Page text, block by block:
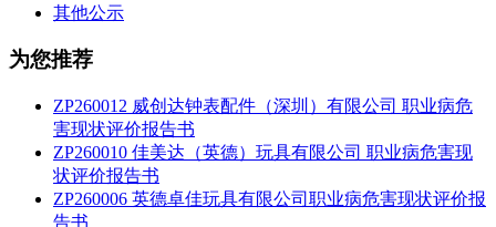
其他公示
为您推荐
ZP260012 威创达钟表配件（深圳）有限公司 职业病危
害现状评价报告书
ZP260010 佳美达（英德）玩具有限公司 职业病危害现
状评价报告书
ZP260006 英德卓佳玩具有限公司职业病危害现状评价报
告书